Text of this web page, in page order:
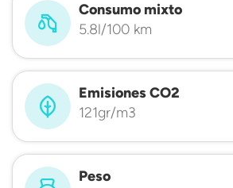
Consumo mixto
5.8l/100 km
Emisiones CO2
121gr/m3
Peso